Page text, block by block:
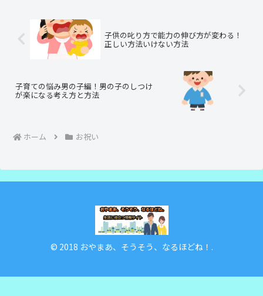
子供の叱り方で能力の伸び方が変わる！
正しい方法いけない方法
子育ての悩み男の子編！男の子のしつけ
が楽になる考え方と方法
ホーム お祝い
© 2018 おやまあ、そうそう、なるほどね！.